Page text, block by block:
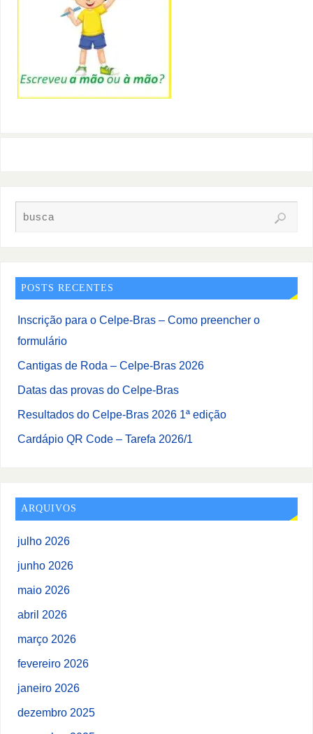
POSTS RECENTES
Inscrição para o Celpe-Bras – Como preencher o
formulário
Cantigas de Roda – Celpe-Bras 2026
Datas das provas do Celpe-Bras
Resultados do Celpe-Bras 2026 1ª edição
Cardápio QR Code – Tarefa 2026/1
ARQUIVOS
julho 2026
junho 2026
maio 2026
abril 2026
março 2026
fevereiro 2026
janeiro 2026
dezembro 2025